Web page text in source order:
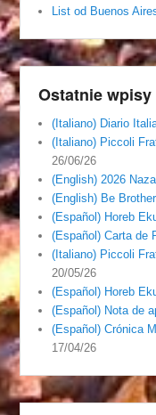
List od Buenos
Ostatnie wpisy
(Italiano) Diario
(Italiano) Piccoli
26/06/26
(English) 2026
(English) Be
(Español) Horeb
(Español) Carta de
(Italiano) Piccoli
20/05/26
(Español) Horeb
(Español) Nota de
(Español) Crónica
17/04/26